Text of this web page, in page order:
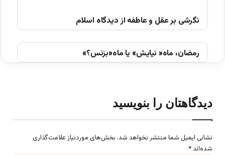
نگرشی بر عقل و عاطفه از دیدگاه اسلام
رمضان، ماه« نیایش» یا ماه«بزنس؟»
دیدگاهتان را بنویسید
نشانی ایمیل شما منتشر نخواهد شد. بخش‌های موردنیاز علامت‌گذاری
شده‌اند *